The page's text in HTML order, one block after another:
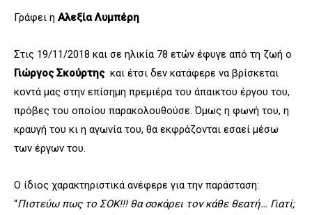
Γράφει η Αλεξία Λυμπέρη
Στις 19/11/2018 και σε ηλικία 78 ετών έφυγε από τη ζωή ο
Γιώργος Σκούρτης και έτσι δεν κατάφερε να βρίσκεται
κοντά μας στην επίσημη πρεμιέρα του άπαικτου έργου του,
πρόβες του οποίου παρακολουθούσε. Όμως η φωνή του, η
κραυγή του κι η αγωνία του, θα εκφράζονται εσαεί μέσω
των έργων του.
Ο ίδιος χαρακτηριστικά ανέφερε για την παράσταση:
“Πιστεύω πως το ΣΟΚ!!! θα σοκάρει τον κάθε θεατή… Γιατί;